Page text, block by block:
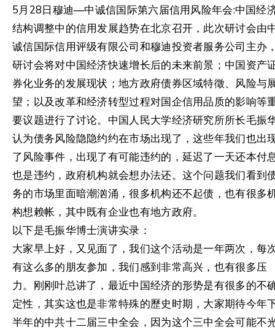
5月28日穆迪—中诚信国际第六届信用风险年会:中国经
结构调整中的信用发展趋势在北京召开，此次研讨会由
诚信国际信用评级有限公司和穆迪投资者服务公司主办
研讨会将对中国经济快速增长后的未来前景；中国资产
券化业务的发展现状；地方政府债券区域特徵、风险与
望；以及改革和经济转型过程对国企信用品质的影响等
要议题进行了讨论。中国人民大学经济研究所所长毛振
认为债务风险隐隐约约在市场出现了，这些年我们也出
了风险事件，出现了有可能违约的，延迟了一天还本付
也是违约，政府机构就会想办法还。这个问题我们看到
务的市场里面暗潮汹涌，很多机构还不起债，也有很多
构想赖帐，其中既有企业也有地方政府。
以下是毛振华博士演讲实录：
大家早上好，又见面了，我们这个活动是一年两次，每
有这么多的朋友参加，我们感到非常高兴，也有很多压
力。刚刚叶总讲了，最近中国经济的形势是有很多的不
定性，其实这也是非常特殊的歷史时期，大家期待今年
半年的中共十二届三中全会，因为这个三中全会可能不